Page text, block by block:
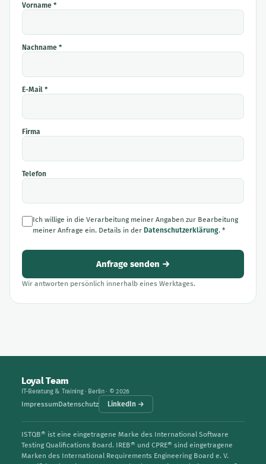
Vorname *
Nachname *
E-Mail *
Firma
Telefon
Ich willige in die Verarbeitung meiner Angaben zur Bearbeitung
meiner Anfrage ein. Details in der Datenschutzerklärung. *
Anfrage senden →
Wir antworten persönlich innerhalb eines Werktages.
Loyal Team
IT-Beratung & Training · Berlin · © 2026
ImpressumDatenschutz LinkedIn →
ISTQB® ist eine eingetragene Marke des International Software
Testing Qualifications Board. IREB® und CPRE® sind eingetragene
Marken des International Requirements Engineering Board e. V.